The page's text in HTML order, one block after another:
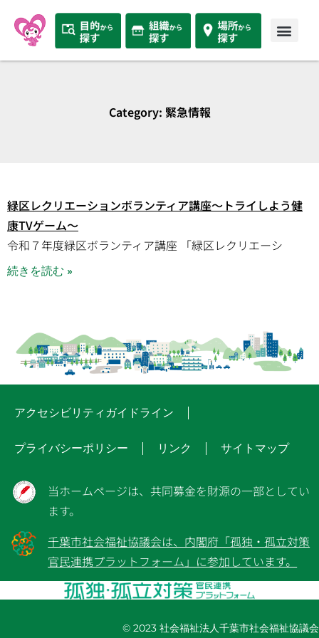
Category: 緊急情報
緑区レクリエーションボランティア講座～トライしよう健
康TVゲーム～
令和７年度緑区ボランティア講座 「緑区レクリエーシ
続きを読む »
アクセシビリティガイドライン
プライバシーポリシー リンク サイトマップ
当ホームページは、共同募金を財源の一部としてい
ます。
千葉市社会福祉協議会は、内閣府「孤独・孤立対策
官民連携プラットフォーム」に参加しています。
© 2023 社会福祉法人千葉市社会福祉協議会